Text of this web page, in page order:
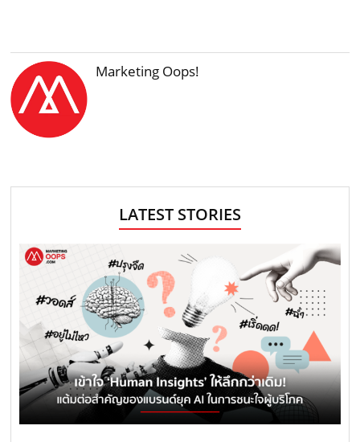
Marketing Oops!
LATEST STORIES